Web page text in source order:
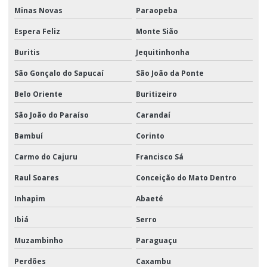
Minas Novas Paraopeba
Espera Feliz Monte Sião
Buritis Jequitinhonha
São Gonçalo do Sapucaí São João da Ponte
Belo Oriente Buritizeiro
São João do Paraíso Carandaí
Bambuí Corinto
Carmo do Cajuru Francisco Sá
Raul Soares Conceição do Mato Dentro
Inhapim Abaeté
Ibiá Serro
Muzambinho Paraguaçu
Perdões Caxambu